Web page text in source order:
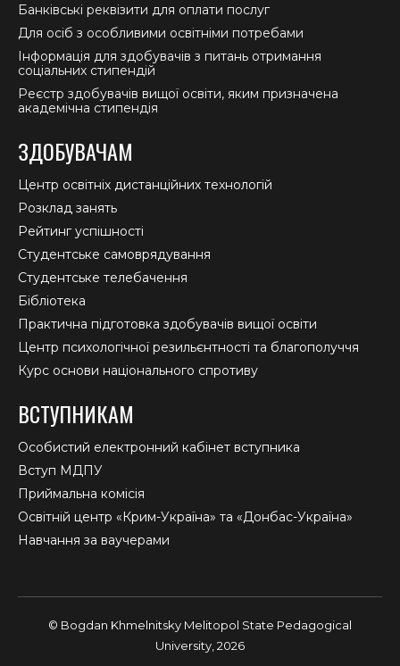
Банківські реквізити для оплати послуг
Для осіб з особливими освітніми потребами
Інформація для здобувачів з питань отримання
соціальних стипендій
Реєстр здобувачів вищої освіти, яким призначена
академічна стипендія
ЗДОБУВАЧАМ
Центр освітніх дистанційних технологій
Розклад занять
Рейтинг успішності
Студентське самоврядування
Студентське телебачення
Бібліотека
Практична підготовка здобувачів вищої освіти
Центр психологічної резильєнтності та благополуччя
Курс основи національного спротиву
ВСТУПНИКАМ
Особистий електронний кабінет вступника
Вступ МДПУ
Приймальна комісія
Освітній центр «Крим-Україна» та «Донбас-Україна»
Навчання за ваучерами
© Bogdan Khmelnitsky Melitopol State Pedagogical
University, 2026